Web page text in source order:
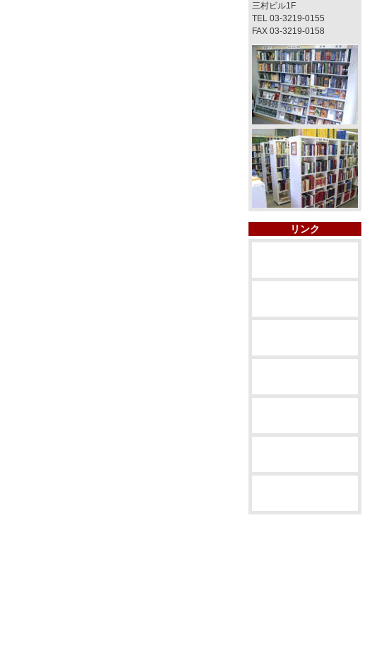
三村ビル1F
TEL 03-3219-0155
FAX 03-3219-0158
リンク